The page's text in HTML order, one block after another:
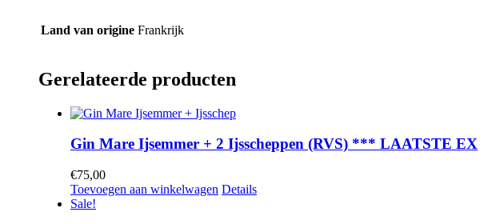
Land van origine Frankrijk
Gerelateerde producten
Gin Mare Ijsemmer + 2 Ijsscheppen (RVS) *** LAATSTE EX
€75,00
Toevoegen aan winkelwagen Details
Sale!